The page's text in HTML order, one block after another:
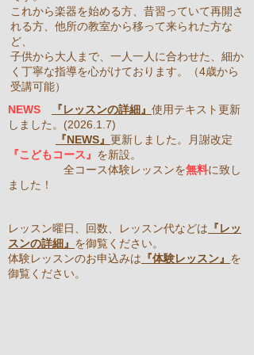
これから楽器を始める方、昔習っていて再開さ
れる方、他所の教室から移って来られた方な
ど、
子供から大人まで、一人一人に合わせた、細か
く丁寧な指導を心がけております。（4歳から
受講可能）
NEWS
『レッスンの詳細』 使用テキスト更新
しました。(2026.1.7)
『NEWS』 更新しました。月謝改定
『こどもコース』 を新設。
​ 全コース体験レッスンを無料に致し
ました！
レッスン曜日、回数、レッスン代などは​ 『レッ
スンの詳細』 を御覧ください。
体験レッスンのお申込みは 『体験レッスン』 を
御覧ください。